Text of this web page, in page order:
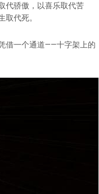
代骄傲，以喜乐取代苦
代死。
借一个通道——十字架上的